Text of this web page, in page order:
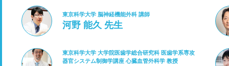
東京科学大学 脳神経機能外科 講師
河野 能久 先生
東京科学大学 大学院医歯学総合研究科 医歯学系専攻
器官システム制御学講座 心臓血管外科学 教授